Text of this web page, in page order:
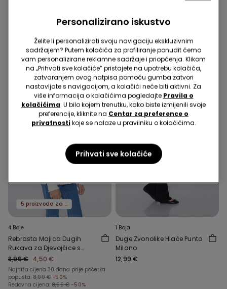
Okruglim Okovratnikom
Najniža cijena 30 dana prije početka
Redovna cijena:8,99 € -50%
Okruglim Okovratnikom
8,99 € 4,50 €
Najniža cijena 30 dana prije početka
Redovna cijena:8,99 € -50%
5 proizvoda za -70%
4 Boje
Rebrasta Majica Dugih
Rukava za Djevojčice s
Valovitim Porubom i
Okruglim Okovratnikom
8,99 € 4,50 €
Najniža cijena 30 dana prije početka
popusta: 8,99 € -50%
Redovna cijena: 8,99 € -50%
1 Boja
Duge Zvonolike Hlače Punto
Milano
12,99 €
Personalizirano iskustvo
Želite li personalizirati svoju navigaciju ekskluzivnim
sadržajem? Putem kolačića za profiliranje ponudit ćemo
vam personalizirane reklamne sadržaje i priopćenja. Klikom
na „Prihvati sve kolačiće” pristajete na upotrebu kolačića,
zatvaranjem ovog natpisa pomoću gumba zatvori
nastavljate s navigacijom, a kolačići neće biti aktivni. Za
više informacija o kolačićima pogledajte Pravila o
kolačićima. U bilo kojem trenutku, kako biste izmijenili svoje
preferencije, kliknite na Centar za preference o
privatnostikoje se nalaze u pravilniku o kolačićima.
Prihvati sve kolačiće